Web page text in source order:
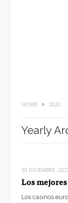
HOME 2022
Yearly
30 DICIEMBRE,
Los mejores
Los casinos